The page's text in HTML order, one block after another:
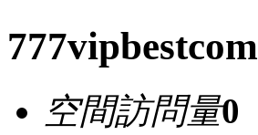
777vipbestcom
空間訪問量0